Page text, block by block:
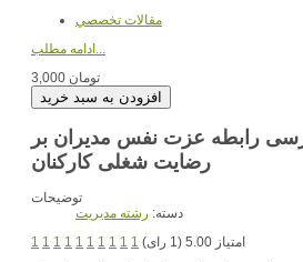
مقالات تخصصي
3,000 تومان
رابطه عزت نفس مدیران بر
رضایت شغلی کارکنان
توضیحات
دسته: رشته مديريت
1 1 1 1 1 1 1 1 1 1
امتیاز 5.00 (1 رای)